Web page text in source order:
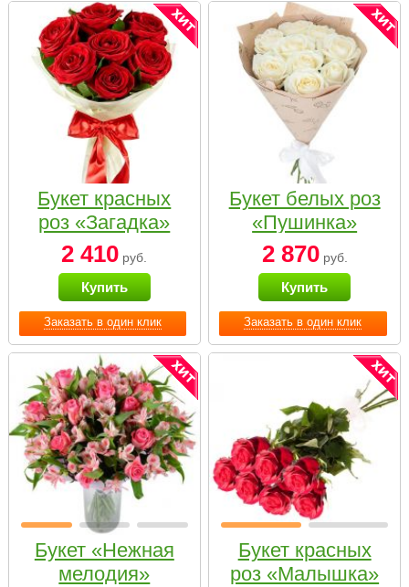
Заказать в один клик
Букет красных
роз «Загадка»
2 410 руб.
Купить
Заказать в один клик
Букет белых роз
«Пушинка»
2 870руб.
Купить
Букет «Нежная
мелодия»
Букет красных
роз «Малышка»